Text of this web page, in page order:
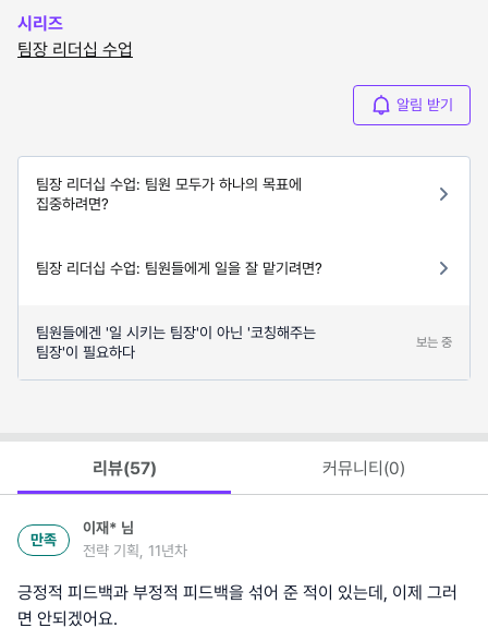
시리즈
팀장 리더십 수업
알림 받기
팀장 리더십 수업: 팀원 모두가 하나의 목표에
집중하려면?
팀장 리더십 수업: 팀원들에게 일을 잘 맡기려면?
팀원들에겐 '일 시키는 팀장'이 아닌 '코칭해주는
팀장'이 필요하다
보는 중
리뷰(57) 커뮤니티(0)
만족
이재* 님
전략 기획, 11년차
긍정적 피드백과 부정적 피드백을 섞어 준 적이 있는데, 이제 그러
면 안되겠어요.